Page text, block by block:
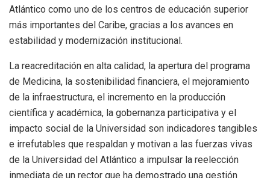
Atlántico como uno de los centros de educación superior
más importantes del Caribe, gracias a los avances en
estabilidad y modernización institucional.
La reacreditación en alta calidad, la apertura del programa
de Medicina, la sostenibilidad financiera, el mejoramiento
de la infraestructura, el incremento en la producción
científica y académica, la gobernanza participativa y el
impacto social de la Universidad son indicadores tangibles
e irrefutables que respaldan y motivan a las fuerzas vivas
de la Universidad del Atlántico a impulsar la reelección
inmediata de un rector que ha demostrado una gestión